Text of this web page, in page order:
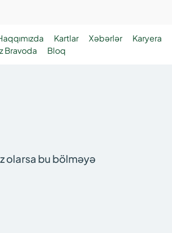
Kartlar Xəbərlər Karyera
Bravoda Bloq
olarsa bu bölməyə